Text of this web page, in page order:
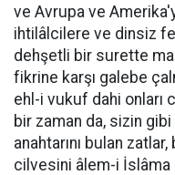
ve Avrupa ve
ihtilâlcilere ve dinsiz
dehşetli bir surette
fikrine karşı galebe
ehl-i vukuf dahi onları
bir zaman da, sizin
anahtarını bulan
cilvesini âlem-i